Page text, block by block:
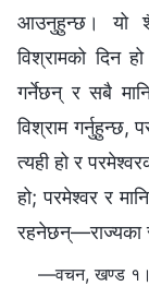
आउनुहुन्छ। यो
विश्रामको दिन
गर्नेछन् र सबै
विश्राम गर्नुहुन्छ,
त्यही हो र
हो; परमेश्‍वर र
रहनेछन्—राज्यका
—वचन, खण्ड १।